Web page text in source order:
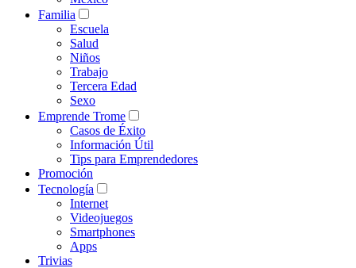
Familia
Escuela
Salud
Niños
Trabajo
Tercera Edad
Sexo
Emprende Trome
Casos de Éxito
Información Útil
Tips para Emprendedores
Promoción
Tecnología
Internet
Videojuegos
Smartphones
Apps
Trivias